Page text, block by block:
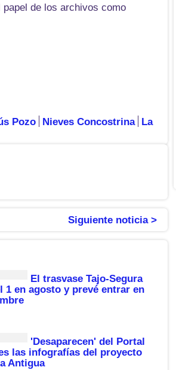
de los archivos como
Pozo Nieves Concostrina
La
Siguiente noticia >
El trasvase Tajo-Segura
1 en agosto y prevé entrar en
'Desaparecen' del Portal
las infografías del proyecto
Antigua